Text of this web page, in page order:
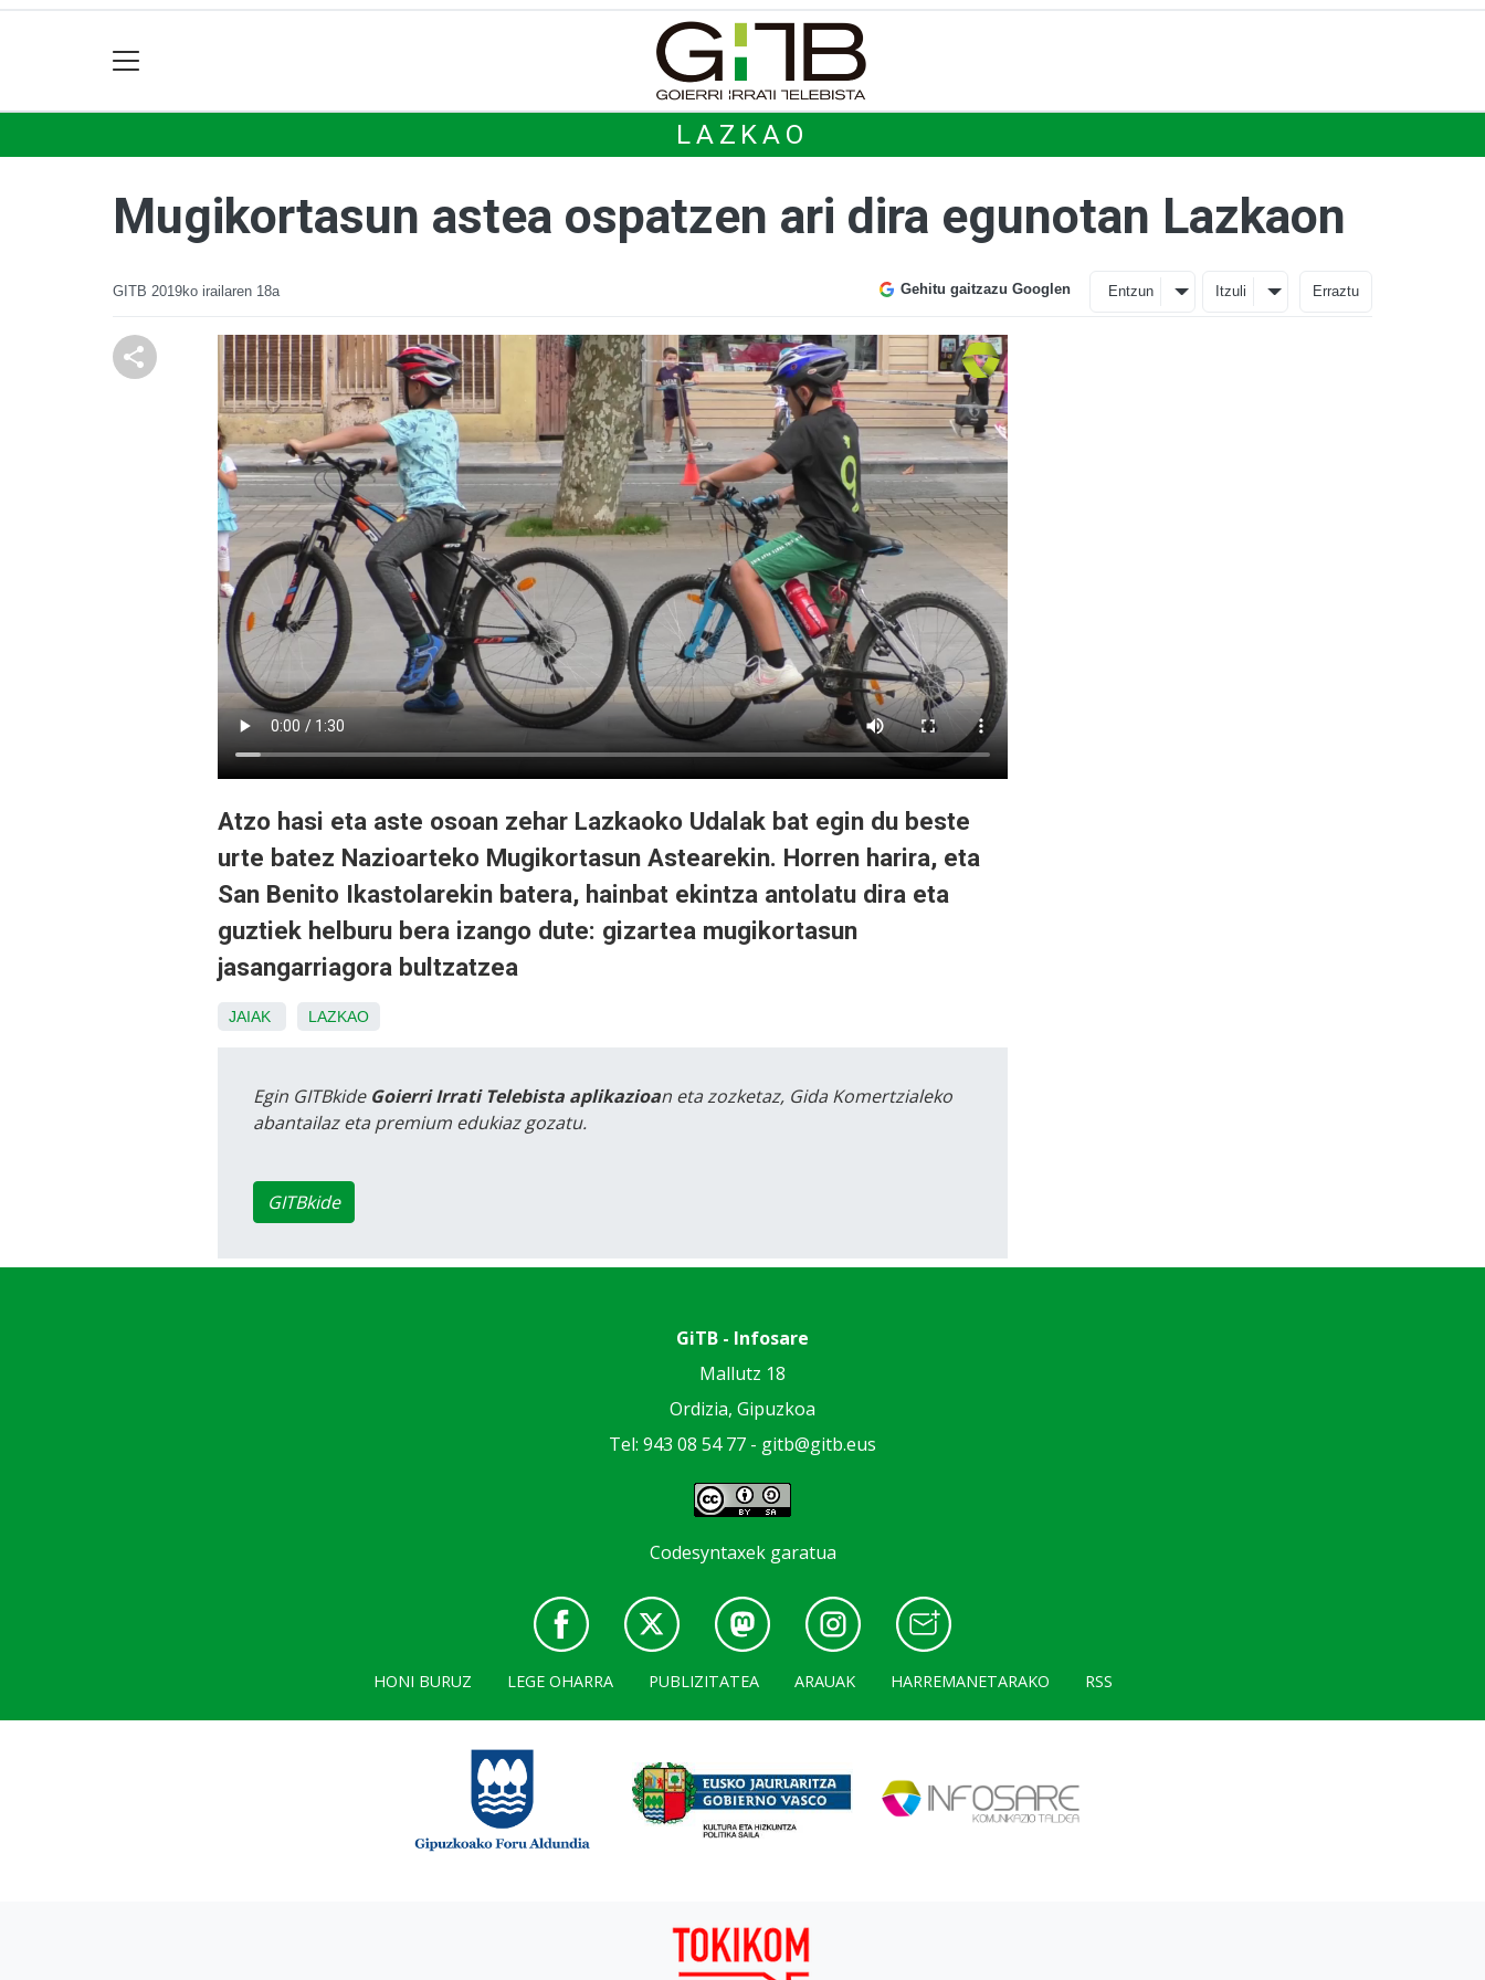
LAZKAO
Mugikortasun astea ospatzen ari dira egunotan Lazkaon
GITB 2019ko irailaren 18a Gehitu gaitzazu Googlen Entzun Itzuli Erraztu
Atzo hasi eta aste osoan zehar Lazkaoko Udalak bat egin du beste
urte batez Nazioarteko Mugikortasun Astearekin. Horren harira, eta
San Benito Ikastolarekin batera, hainbat ekintza antolatu dira eta
guztiek helburu bera izango dute: gizartea mugikortasun
jasangarriagora bultzatzea
JAIAK LAZKAO
Egin GITBkide Goierri Irrati Telebista aplikazioan eta zozketaz, Gida Komertzialeko
abantailaz eta premium edukiaz gozatu.
GITBkide
GiTB - Infosare
Mallutz 18
Ordizia, Gipuzkoa
Tel: 943 08 54 77 - gitb@gitb.eus
Codesyntaxek garatua
HONI BURUZ LEGE OHARRA PUBLIZITATEA ARAUAK HARREMANETARAKO RSS